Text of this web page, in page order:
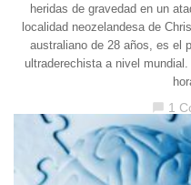
heridas de gravedad en un
localidad neozelandesa de
australiano de 28 años, es el
ultraderechista a nivel
1